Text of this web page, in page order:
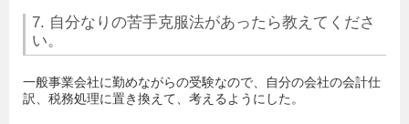
7. 自分なりの苦手克服法があったら教えてくださ
い。
一般事業会社に勤めながらの受験なので、自分の会社の会計仕
訳、税務処理に置き換えて、考えるようにした。